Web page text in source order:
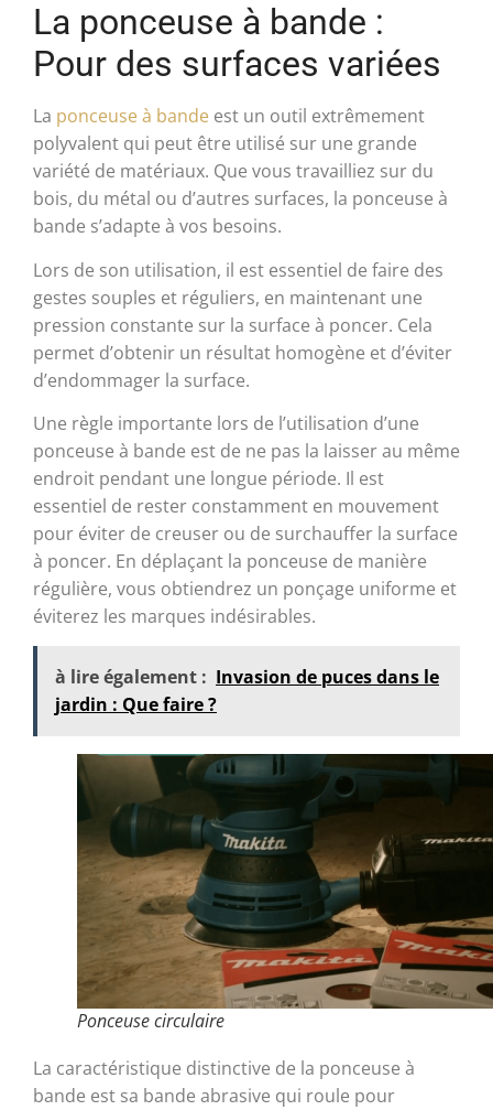
La ponceuse à bande :
Pour des surfaces variées
La ponceuse à bande est un outil extrêmement
polyvalent qui peut être utilisé sur une grande
variété de matériaux. Que vous travailliez sur du
bois, du métal ou d’autres surfaces, la ponceuse à
bande s’adapte à vos besoins.
Lors de son utilisation, il est essentiel de faire des
gestes souples et réguliers, en maintenant une
pression constante sur la surface à poncer. Cela
permet d’obtenir un résultat homogène et d’éviter
d’endommager la surface.
Une règle importante lors de l’utilisation d’une
ponceuse à bande est de ne pas la laisser au même
endroit pendant une longue période. Il est
essentiel de rester constamment en mouvement
pour éviter de creuser ou de surchauffer la surface
à poncer. En déplaçant la ponceuse de manière
régulière, vous obtiendrez un ponçage uniforme et
éviterez les marques indésirables.
à lire également : Invasion de puces dans le
jardin : Que faire ?
Ponceuse circulaire
La caractéristique distinctive de la ponceuse à
bande est sa bande abrasive qui roule pour